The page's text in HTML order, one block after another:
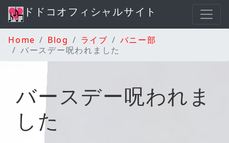
ドドコオフィシャルサイト
Home Blog ライブ
バニー部
バースデー呪われました
バースデー呪われま
した